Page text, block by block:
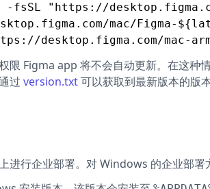
fsSL "https://
mac/Figma-
限 Figma app 将不会自动更新。在这种
过 version.txt可以获取到最新版本的版本
进行企业部署。对 Windows 的企业部